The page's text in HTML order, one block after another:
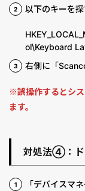
以下のキーを探
ol\Keyboard
右側に「
※誤操作するとシ
ます。
対処法④：ド
「デバイスマ